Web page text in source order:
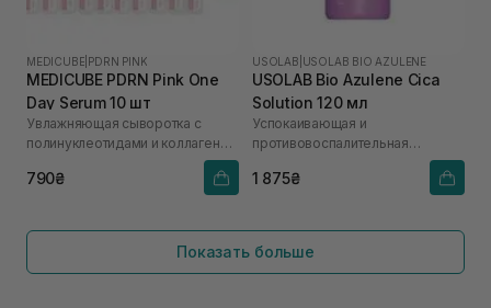
MEDICUBE PDRN PINK
MEDICUBE PDRN Pink One
Day Serum 10 шт
Увлажняющая сыворотка с
полинуклеотидами и коллагеном
790₴
USOLAB USOLAB BIO AZULENE
USOLAB Bio Azulene Cica
Solution 120 мл
Успокаивающая и
противовоспалительная
чувствительной и проблемной
1 875₴
Показать больше